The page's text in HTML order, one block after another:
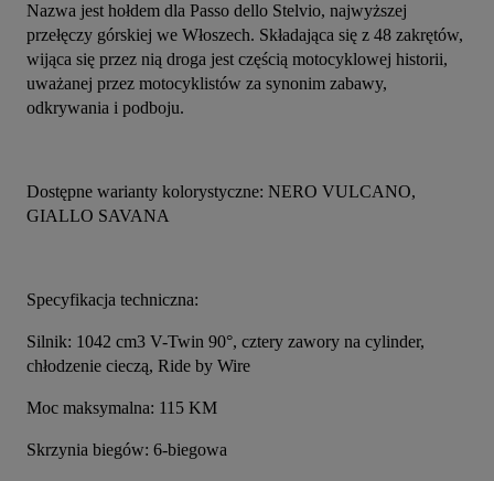
Nazwa jest hołdem dla Passo dello Stelvio, najwyższej
przełęczy górskiej we Włoszech. Składająca się z 48 zakrętów,
wijąca się przez nią droga jest częścią motocyklowej historii,
uważanej przez motocyklistów za synonim zabawy,
odkrywania i podboju.
Dostępne warianty kolorystyczne: NERO VULCANO,
GIALLO SAVANA
Specyfikacja techniczna:
Silnik: 1042 cm3 V-Twin 90°, cztery zawory na cylinder,
chłodzenie cieczą, Ride by Wire
Moc maksymalna: 115 KM
Skrzynia biegów: 6-biegowa